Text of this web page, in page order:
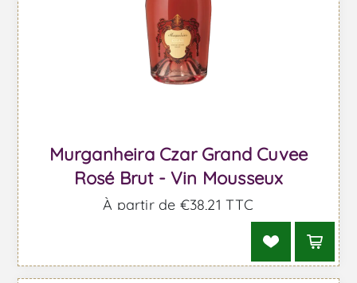
Murganheira Czar Grand Cuvee
Rosé Brut - Vin Mousseux
À partir de €38,21 TTC